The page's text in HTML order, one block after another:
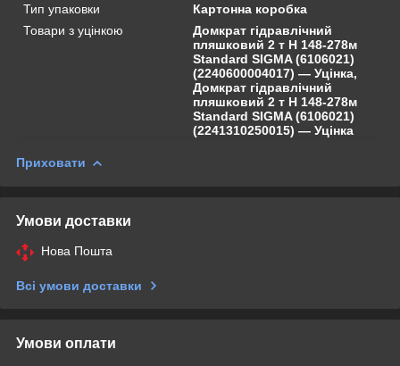
Тип упаковки
Картонна коробка
Товари з уцінкою
Домкрат гідравлічний
пляшковий 2 т H 148-278м
Standard SIGMA (6106021)
(2240600004017) — Уцінка,
Домкрат гідравлічний
пляшковий 2 т H 148-278м
Standard SIGMA (6106021)
(2241310250015) — Уцінка
Приховати
Умови доставки
Нова Пошта
Всі умови доставки
Умови оплати